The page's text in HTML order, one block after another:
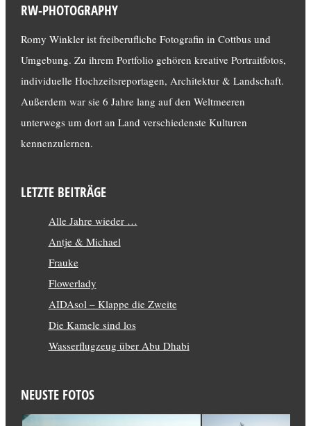
RW-PHOTOGRAPHY
Romy Winkler ist freiberufliche Fotografin in Cottbus und
Umgebung. Zu ihrem Portfolio gehören kreative Portraitfotos,
individuelle Hochzeitsreportagen, Architektur & Landschaft.
Außerdem war sie 6 Jahre lang auf den Weltmeeren
unterwegs um dort an Land verschiedenste Kulturen
kennenzulernen.
LETZTE BEITRÄGE
Alle Jahre wieder …
Antje & Michael
Frauke
Flowerlady
AIDAsol – Klappe die Zweite
Die Kamele sind los
Wasserflugzeug über Abu Dhabi
NEUSTE FOTOS